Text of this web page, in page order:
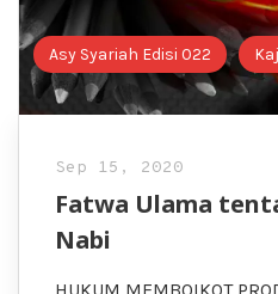
Asy Syariah Edisi 022
Sep 15, 2020
Fatwa Ulama
Nabi